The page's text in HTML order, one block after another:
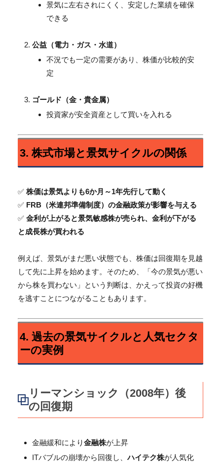
景気に左右されにくく、安定した業績を確保
できる
公益（電力・ガス・水道）
不況でも一定の需要があり、株価が比較的安
定
ゴールド（金・貴金属）
投資家が安全資産として買いを入れる
3. 株式市場と景気サイクルの関係
✅ 株価は景気よりも6か月～1年先行して動く
✅ FRB（米連邦準備制度）の金融政策が影響を与える
✅ 金利が上がると景気敏感株が売られ、金利が下がる
と成長株が買われる
例えば、景気がまだ悪い状態でも、株価は回復期を見越
して先に上昇を始めます。そのため、「今の景気が悪い
から株を買わない」という判断は、かえって投資の好機
を逃すことにつながることもあります。
4. 過去の景気サイクルと人気セクタ
ーの実例
リーマンショック（2008年）後
の回復期
金融緩和により金融株が上昇
ITバブルの崩壊から回復し、ハイテク株が人気化